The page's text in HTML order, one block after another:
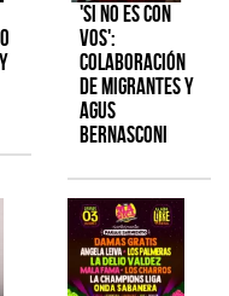
'Si No Es Con
Vos':
colaboración
de Migrantes y
Agus
Bernasconi